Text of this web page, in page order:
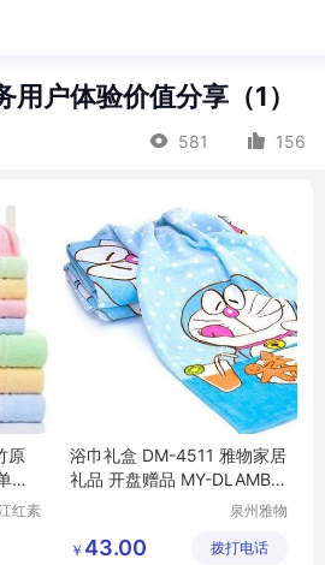
用户体验价值分享（1）
581 156
原
独
红素
浴巾礼盒 DM-4511 雅物家居
礼品 开盘赠品 MY-DLAMBN
泉州雅物
公司
￥ 43.00 拨打电话